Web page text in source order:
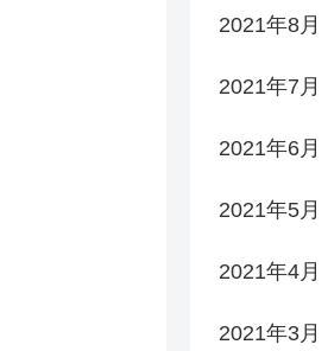
2021年8月
2021年7月
2021年6月
2021年5月
2021年4月
2021年3月